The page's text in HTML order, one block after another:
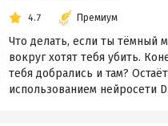
4.7 Премиум
Что делать, если ты тёмный
вокруг хотят тебя убить.
тебя добрались и там?
использованием нейросети